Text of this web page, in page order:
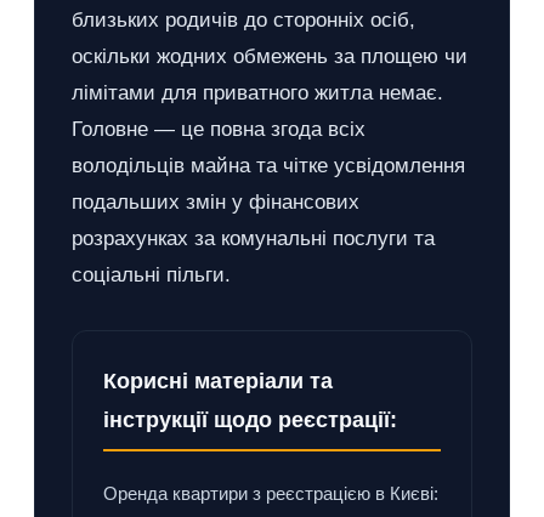
близьких родичів до сторонніх осіб,
оскільки жодних обмежень за площею чи
лімітами для приватного житла немає.
Головне — це повна згода всіх
володільців майна та чітке усвідомлення
подальших змін у фінансових
розрахунках за комунальні послуги та
соціальні пільги.
Корисні матеріали та
інструкції щодо реєстрації:
Оренда квартири з реєстрацією в Києві: